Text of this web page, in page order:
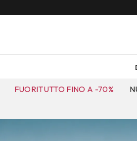
FUORITUTTO FINO A -70%